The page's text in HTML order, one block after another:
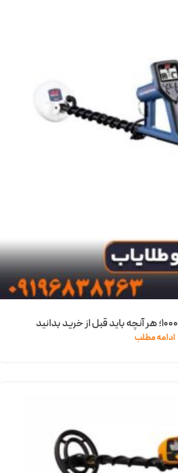
ادامه مطلب